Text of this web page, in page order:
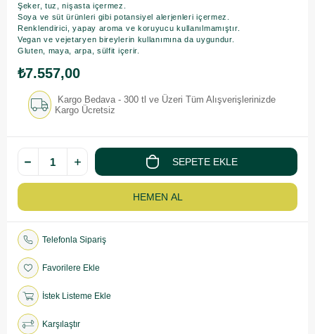
Şeker, tuz, nişasta içermez.
Soya ve süt ürünleri gibi potansiyel alerjenleri içermez.
Renklendirici, yapay aroma ve koruyucu kullanılmamıştır.
Vegan ve vejetaryen bireylerin kullanımına da uygundur.
Gluten, maya, arpa, sülfit içerir.
₺7.557,00
Kargo Bedava - 300 tl ve Üzeri Tüm Alışverişlerinizde
Kargo Ücretsiz
Telefonla Sipariş
Favorilere Ekle
İstek Listeme Ekle
Karşılaştır